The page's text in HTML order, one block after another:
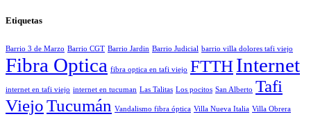
Etiquetas
Barrio 3 de Marzo Barrio CGT Barrio Jardin Barrio Judicial barrio villa dolores tafi viejo
Fibra Optica fibra optica en tafi viejo FTTHInternet
internet en tafi viejo internet en tucuman Las Talitas Los pocitos San Alberto Tafi
ViejoTucumán Vandalismo fibra óptica Villa Nueva Italia Villa Obrera